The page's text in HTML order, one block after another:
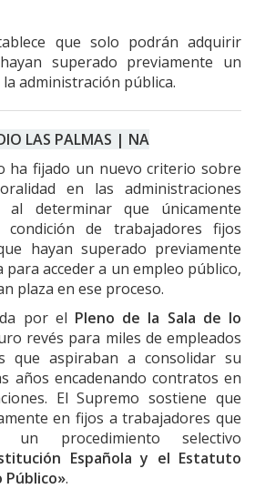
que solo podrán adquirir
superado previamente un
administración pública.
LAS PALMAS | NA
ha fijado un nuevo criterio sobre
en las administraciones
al determinar que únicamente
de trabajadores fijos
hayan superado previamente
acceder a un empleo público,
plaza en ese proceso.
por el Pleno de la Sala de lo
revés para miles de empleados
que aspiraban a consolidar su
años encadenando contratos en
El Supremo sostiene que
en fijos a trabajadores que
un procedimiento selectivo
Española y el Estatuto
Público».